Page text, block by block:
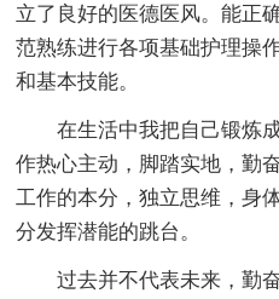
立了良好的医德医风。能正
范熟练进行各项基础护理操
和基本技能。
在生活中我把自己锻炼
作热心主动，脚踏实地，勤
工作的本分，独立思维，身
分发挥潜能的跳台。
过去并不代表未来，勤